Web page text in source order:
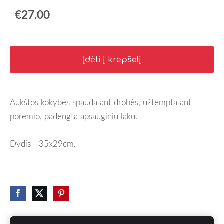
€27.00
Įdėti į krepšelį
Aukštos kokybės spauda ant drobės, užtempta ant
poremio, padengta apsauginiu laku.
Dydis - 35x29cm.